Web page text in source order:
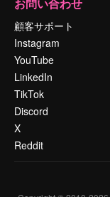
お問い合わせ
顧客サポート
Instagram
YouTube
LinkedIn
TikTok
Discord
X
Reddit